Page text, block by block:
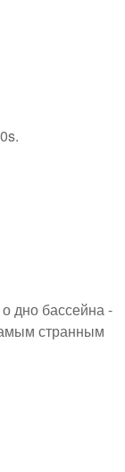
дно бассейна -
странным